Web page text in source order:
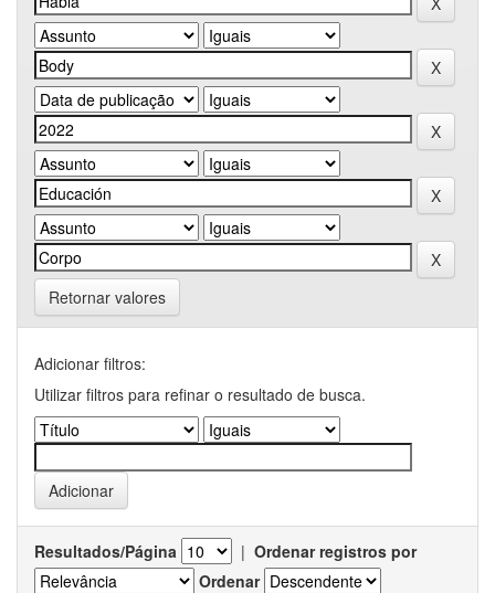
Retornar valores
Adicionar filtros:
Utilizar filtros para refinar o resultado de busca.
Resultados/Página | Ordenar registros por
Ordenar